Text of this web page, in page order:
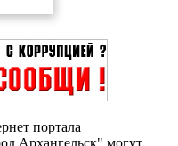
портала
Архангельск" могут